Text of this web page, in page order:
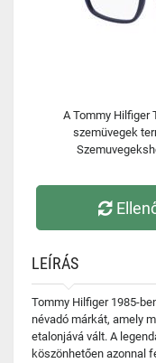
A Tommy Hilfiger
szemüvegek
LEÍRÁS
Tommy Hilfiger 1985-
névadó márkát, amely
etalonjává vált. A
köszönhetően azonnal